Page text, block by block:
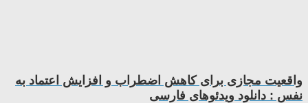
واقعیت مجازی برای کاهش اضطراب و افزایش اعتماد به
نفس : دانلود ویدئوهای فارسی